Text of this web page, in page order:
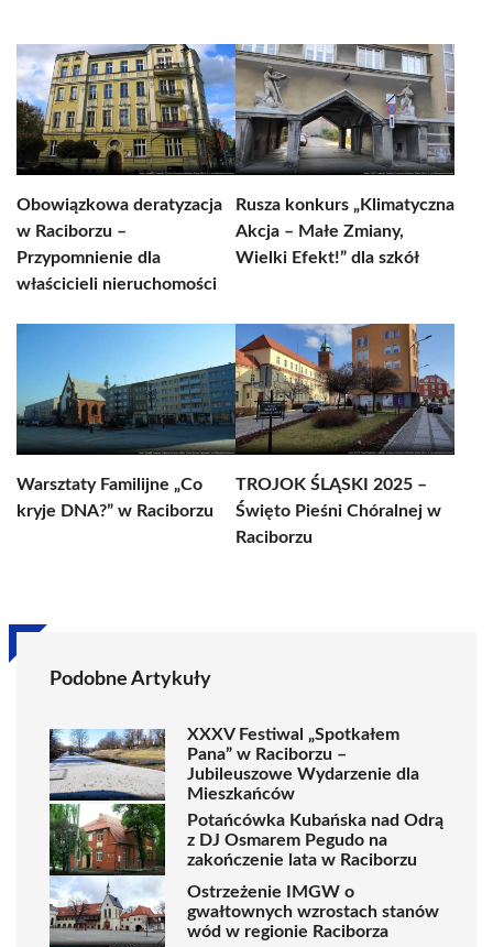
Obowiązkowa deratyzacja
w Raciborzu –
Przypomnienie dla
właścicieli nieruchomości
Rusza konkurs „Klimatyczna
Akcja – Małe Zmiany,
Wielki Efekt!” dla szkół
Warsztaty Familijne „Co
kryje DNA?” w Raciborzu
TROJOK ŚLĄSKI 2025 –
Święto Pieśni Chóralnej w
Raciborzu
Podobne Artykuły
XXXV Festiwal „Spotkałem
Pana” w Raciborzu –
Jubileuszowe Wydarzenie dla
Mieszkańców
Potańcówka Kubańska nad Odrą
z DJ Osmarem Pegudo na
zakończenie lata w Raciborzu
Ostrzeżenie IMGW o
gwałtownych wzrostach stanów
wód w regionie Raciborza